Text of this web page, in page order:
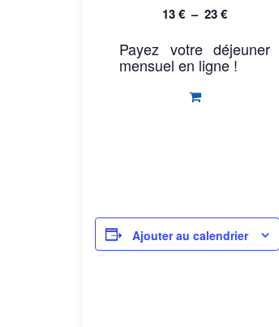
13€ – 23€
Payez votre déjeuner
mensuel en ligne !
Ajouter au calendrier